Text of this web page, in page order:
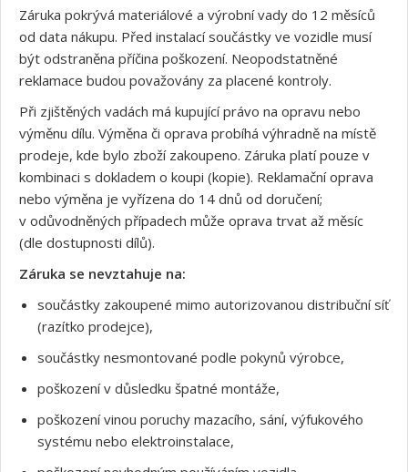
Záruka pokrývá materiálové a výrobní vady do 12 měsíců
od data nákupu. Před instalací součástky ve vozidle musí
být odstraněna příčina poškození. Neopodstatněné
reklamace budou považovány za placené kontroly.
Při zjištěných vadách má kupující právo na opravu nebo
výměnu dílu. Výměna či oprava probíhá výhradně na místě
prodeje, kde bylo zboží zakoupeno. Záruka platí pouze v
kombinaci s dokladem o koupi (kopie). Reklamační oprava
nebo výměna je vyřízena do 14 dnů od doručení;
v odůvodněných případech může oprava trvat až měsíc
(dle dostupnosti dílů).
Záruka se nevztahuje na:
součástky zakoupené mimo autorizovanou distribuční síť
(razítko prodejce),
součástky nesmontované podle pokynů výrobce,
poškození v důsledku špatné montáže,
poškození vinou poruchy mazacího, sání, výfukového
systému nebo elektroinstalace,
Souhlasím s GDPR